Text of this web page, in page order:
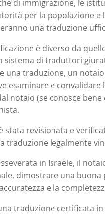
di immigrazione, le
per la popolazione
una traduzione
è diverso da
sistema di traduttori
una traduzione, un
esaminare e
notaio (se conosce
stata revisionata e
traduzione legalmente
in Israele, il
dimostrare una
e la
traduzione certificata